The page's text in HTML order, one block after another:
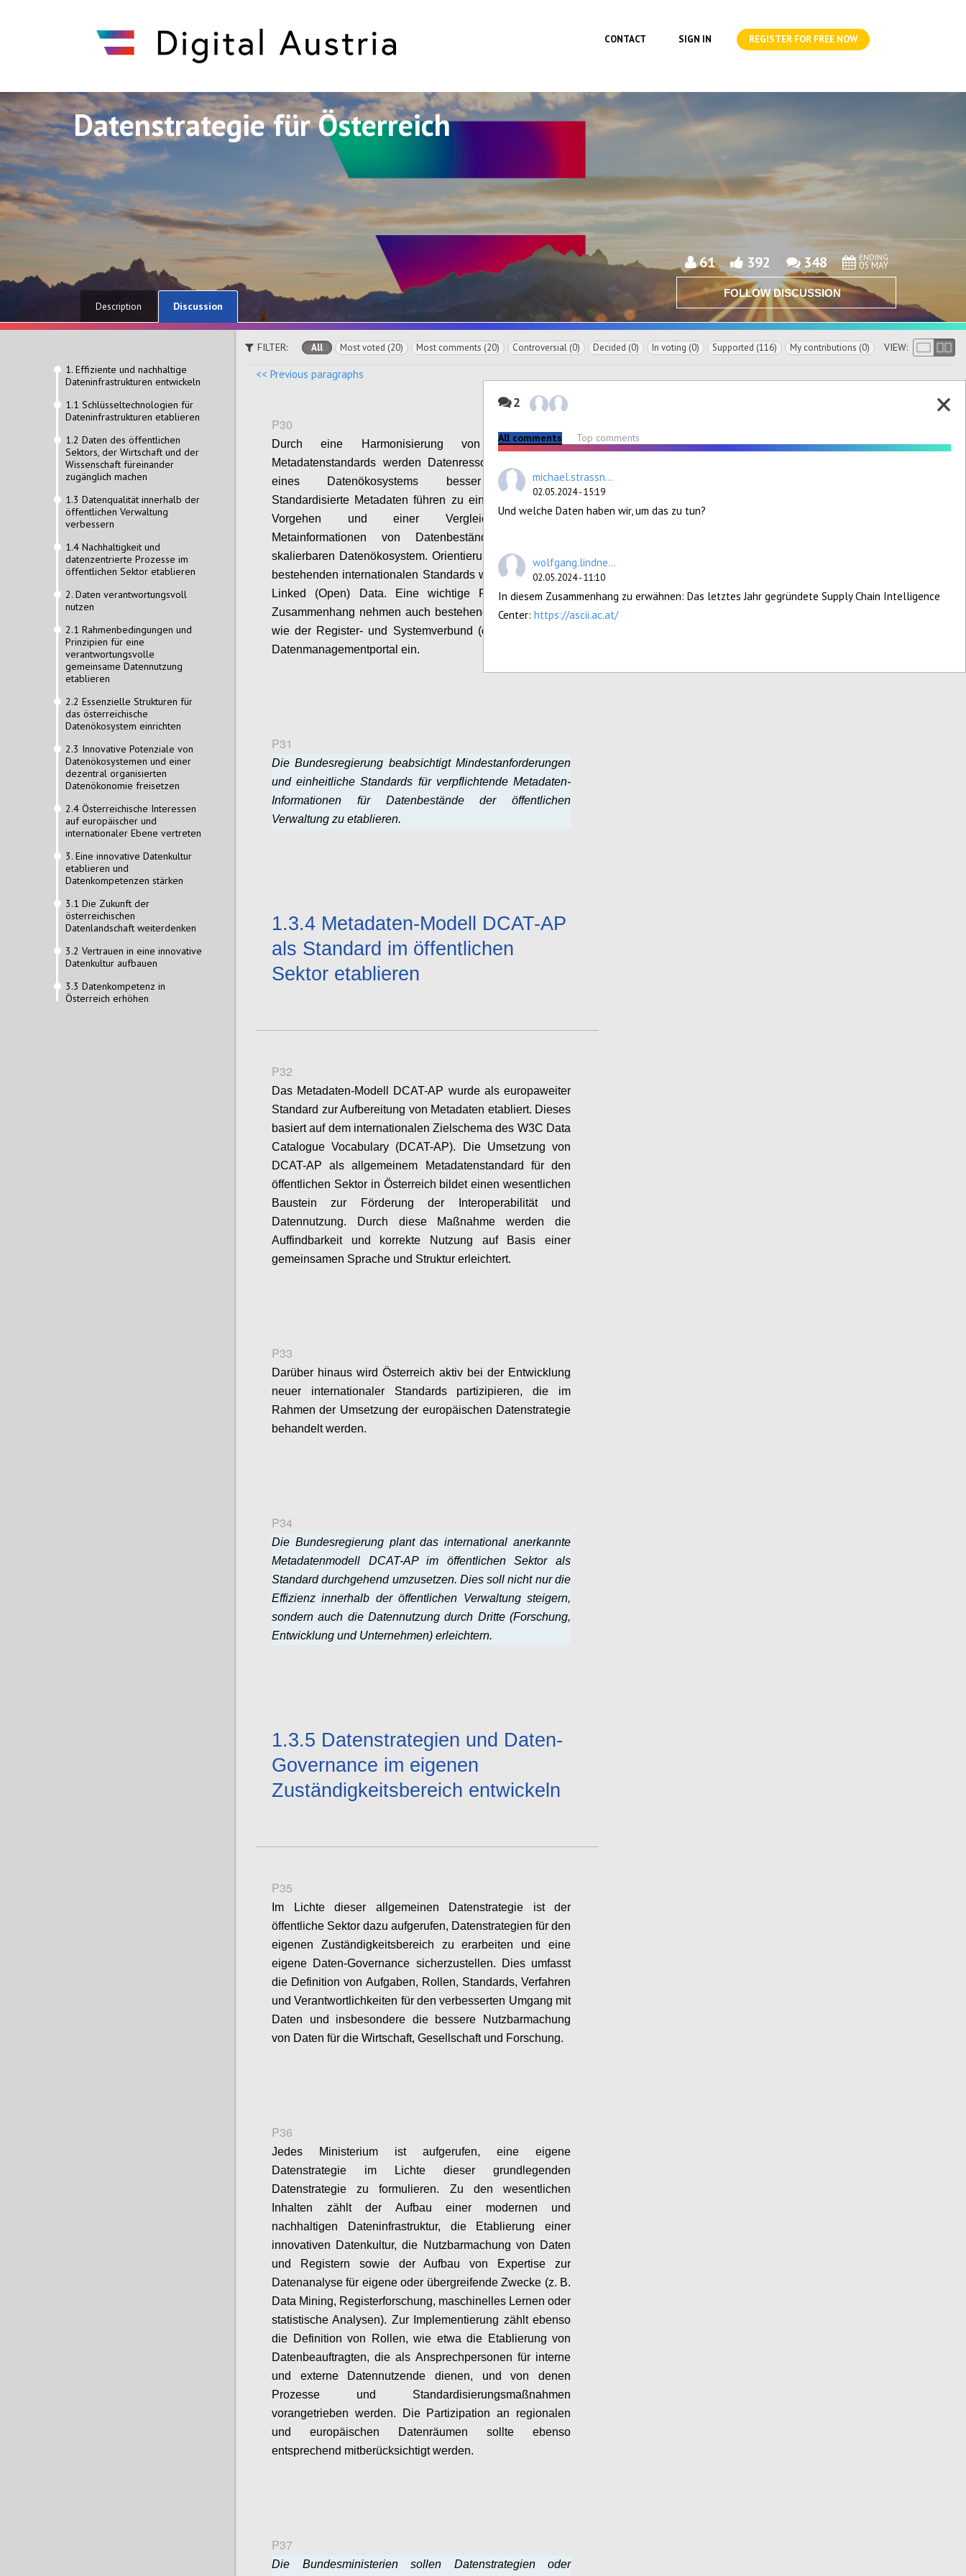
CONTACT SIGN IN REGISTER FOR FREE NOW
Discuto
Discuto Datenstrategie für Österreich
61 392 348 ENDING
05 MAY
FOLLOW DISCUSSION
Description
Discussion
1. Effiziente und nachhaltige
Dateninfrastrukturen entwickeln
1.1 Schlüsseltechnologien für
Dateninfrastrukturen etablieren
1.2 Daten des öffentlichen
Sektors, der Wirtschaft und der
Wissenschaft füreinander
zugänglich machen
1.3 Datenqualität innerhalb der
öffentlichen Verwaltung
verbessern
1.4 Nachhaltigkeit und
datenzentrierte Prozesse im
öffentlichen Sektor etablieren
2. Daten verantwortungsvoll
nutzen
2.1 Rahmenbedingungen und
Prinzipien für eine
verantwortungsvolle
gemeinsame Datennutzung
etablieren
2.2 Essenzielle Strukturen für
das österreichische
Datenökosystem einrichten
2.3 Innovative Potenziale von
Datenökosystemen und einer
dezentral organisierten
Datenökonomie freisetzen
2.4 Österreichische Interessen
auf europäischer und
internationaler Ebene vertreten
3. Eine innovative Datenkultur
etablieren und
Datenkompetenzen stärken
3.1 Die Zukunft der
österreichischen
Datenlandschaft weiterdenken
3.2 Vertrauen in eine innovative
Datenkultur aufbauen
3.3 Datenkompetenz in
Österreich erhöhen
FILTER: All Most voted (20) Most comments (20) Controversial (0) Decided (0) In voting (0) Supported (116) My contributions (0) VIEW:
<< Previous paragraphs
P30
Durch eine Harmonisierung von Daten- und
Metadatenstandards werden Datenressourcen innerhalb
eines Datenökosystems besser verknüpfbar.
Standardisierte Metadaten führen zu einem einheitlichen
Vorgehen und einer Vergleichbarkeit der
Metainformationen von Datenbeständen in einem
skalierbaren Datenökosystem. Orientierung findet man an
bestehenden internationalen Standards wie beispielweise
Linked (Open) Data. Eine wichtige Rolle in diesem
Zusammenhang nehmen auch bestehende Einrichtungen
wie der Register- und Systemverbund (dadeX) oder das
Datenmanagementportal ein.
P31
Die Bundesregierung beabsichtigt Mindestanforderungen
und einheitliche Standards für verpflichtende Metadaten-
Informationen für Datenbestände der öffentlichen
Verwaltung zu etablieren.
1.3.4 Metadaten-Modell DCAT-AP
als Standard im öffentlichen
Sektor etablieren
P32
Das Metadaten-Modell DCAT-AP wurde als europaweiter
Standard zur Aufbereitung von Metadaten etabliert. Dieses
basiert auf dem internationalen Zielschema des W3C Data
Catalogue Vocabulary (DCAT-AP). Die Umsetzung von
DCAT-AP als allgemeinem Metadatenstandard für den
öffentlichen Sektor in Österreich bildet einen wesentlichen
Baustein zur Förderung der Interoperabilität und
Datennutzung. Durch diese Maßnahme werden die
Auffindbarkeit und korrekte Nutzung auf Basis einer
gemeinsamen Sprache und Struktur erleichtert.
P33
Darüber hinaus wird Österreich aktiv bei der Entwicklung
neuer internationaler Standards partizipieren, die im
Rahmen der Umsetzung der europäischen Datenstrategie
behandelt werden.
P34
Die Bundesregierung plant das international anerkannte
Metadatenmodell DCAT-AP im öffentlichen Sektor als
Standard durchgehend umzusetzen. Dies soll nicht nur die
Effizienz innerhalb der öffentlichen Verwaltung steigern,
sondern auch die Datennutzung durch Dritte (Forschung,
Entwicklung und Unternehmen) erleichtern.
1.3.5 Datenstrategien und Daten-
Governance im eigenen
Zuständigkeitsbereich entwickeln
P35
Im Lichte dieser allgemeinen Datenstrategie ist der
öffentliche Sektor dazu aufgerufen, Datenstrategien für den
eigenen Zuständigkeitsbereich zu erarbeiten und eine
eigene Daten-Governance sicherzustellen. Dies umfasst
die Definition von Aufgaben, Rollen, Standards, Verfahren
und Verantwortlichkeiten für den verbesserten Umgang mit
Daten und insbesondere die bessere Nutzbarmachung
von Daten für die Wirtschaft, Gesellschaft und Forschung.
P36
Jedes Ministerium ist aufgerufen, eine eigene
Datenstrategie im Lichte dieser grundlegenden
Datenstrategie zu formulieren. Zu den wesentlichen
Inhalten zählt der Aufbau einer modernen und
nachhaltigen Dateninfrastruktur, die Etablierung einer
innovativen Datenkultur, die Nutzbarmachung von Daten
und Registern sowie der Aufbau von Expertise zur
Datenanalyse für eigene oder übergreifende Zwecke (z. B.
Data Mining, Registerforschung, maschinelles Lernen oder
statistische Analysen). Zur Implementierung zählt ebenso
die Definition von Rollen, wie etwa die Etablierung von
Datenbeauftragten, die als Ansprechpersonen für interne
und externe Datennutzende dienen, und von denen
Prozesse und Standardisierungsmaßnahmen
vorangetrieben werden. Die Partizipation an regionalen
und europäischen Datenräumen sollte ebenso
entsprechend mitberücksichtigt werden.
P37
Die Bundesministerien sollen Datenstrategien oder
2
All comments Top comments
michael.strassn...
02.05.2024 - 15:19
Und welche Daten haben wir, um das zu tun?
wolfgang.lindne...
02.05.2024 - 11:10
In diesem Zusammenhang zu erwähnen: Das letztes Jahr gegründete Supply Chain Intelligence
Center: https://ascii.ac.at/